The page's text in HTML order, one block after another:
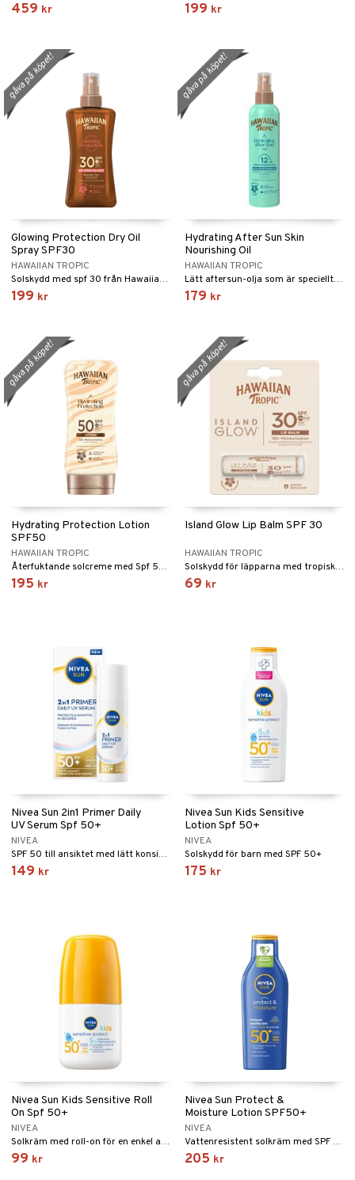
459 kr 199 kr
Glowing Protection Dry Oil
Spray SPF30
HAWAIIAN TROPIC
Solskydd med spf 30 från Hawaiian Tropic i en torrolja
199 kr
gåva på köpet!
Hydrating After Sun Skin
Nourishing Oil
HAWAIIAN TROPIC
Lätt aftersun-olja som är speciellt framtagen för att lugna, återfukta och vårda solkysst hud.
179 kr
gåva på köpet!
Hydrating Protection Lotion
SPF50
HAWAIIAN TROPIC
Återfuktande solcreme med Spf 50 från Hawaiian Tropic
195 kr
gåva på köpet!
Island Glow Lip Balm SPF 30
HAWAIIAN TROPIC
Solskydd för läpparna med tropisk smak och doft från Hawaiian Tropic
69 kr
gåva på köpet!
Nivea Sun 2in1 Primer Daily
UV Serum Spf 50+
NIVEA
SPF 50 till ansiktet med lätt konsistens
149 kr
Nivea Sun Kids Sensitive
Lotion Spf 50+
NIVEA
Solskydd för barn med SPF 50+
175 kr
Nivea Sun Kids Sensitive Roll
On Spf 50+
NIVEA
Solkräm med roll-on för en enkel applicering för barn med SPF 50+
99 kr
Nivea Sun Protect &
Moisture Lotion SPF50+
NIVEA
Vattenresistent solkräm med SPF 50 från Nivea
205 kr